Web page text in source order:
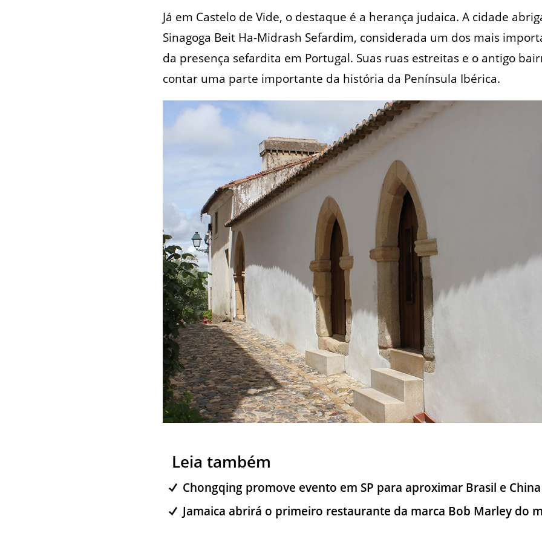
Já em Castelo de Vide, o destaque é a herança judaica. A cidade
Sinagoga Beit Ha-Midrash Sefardim, considerada um dos mais
da presença sefardita em Portugal. Suas ruas estreitas e o antigo
contar uma parte importante da história da Península Ibérica.
Leia também
Chongqing promove evento em SP para aproximar Brasil e China
Jamaica abrirá o primeiro restaurante da marca Bob Marley do